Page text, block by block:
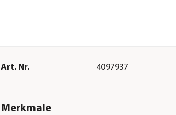
Art. Nr. 4097937
Merkmale